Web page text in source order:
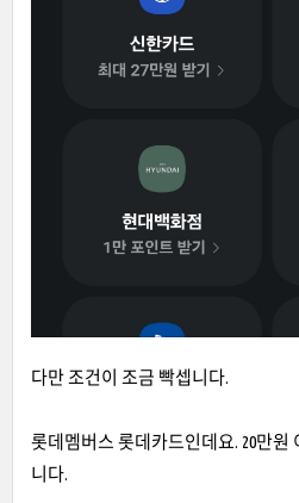
다만 조건이 조금 빡셉니다.
롯데멤버스 롯데카드인데요. 20만원
니다.